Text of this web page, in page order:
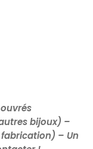
bijoux) –
– Un